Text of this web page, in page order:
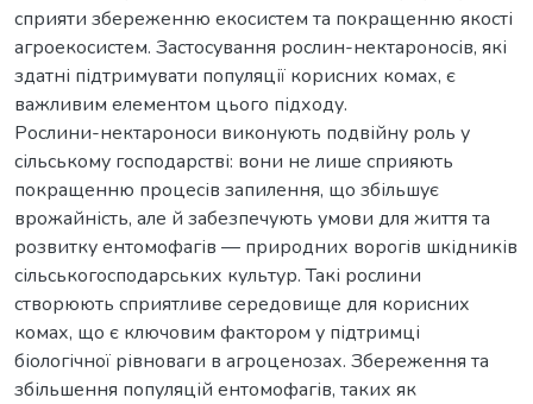
сприяти збереженню екосистем та покращенню якості
агроекосистем. Застосування рослин-нектароносів, які
здатні підтримувати популяції корисних комах, є
важливим елементом цього підходу.
Рослини-нектароноси виконують подвійну роль у
сільському господарстві: вони не лише сприяють
покращенню процесів запилення, що збільшує
врожайність, але й забезпечують умови для життя та
розвитку ентомофагів — природних ворогів шкідників
сільськогосподарських культур. Такі рослини
створюють сприятливе середовище для корисних
комах, що є ключовим фактором у підтримці
біологічної рівноваги в агроценозах. Збереження та
збільшення популяцій ентомофагів, таких як